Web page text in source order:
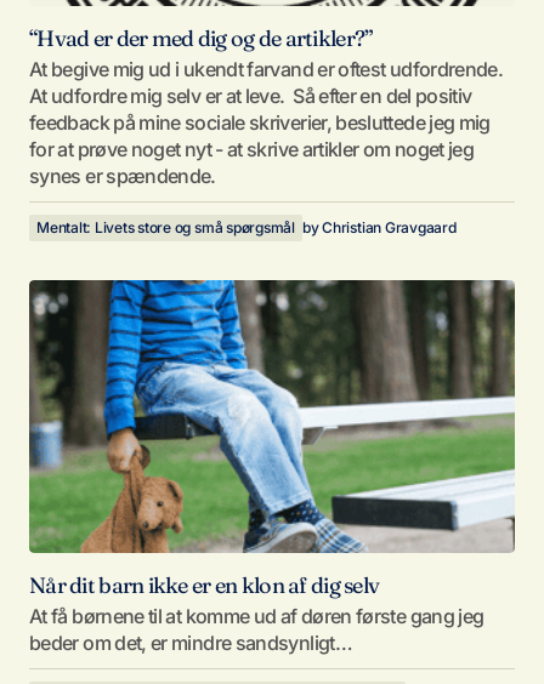
“Hvad er der med dig og de artikler?”
At begive mig ud i ukendt farvand er oftest udfordrende.
At udfordre mig selv er at leve. Så efter en del positiv
feedback på mine sociale skriverier, besluttede jeg mig
for at prøve noget nyt - at skrive artikler om noget jeg
synes er spændende.
Mentalt: Livets store og små spørgsmål byChristian Gravgaard
Når dit barn ikke er en klon af dig selv
At få børnene til at komme ud af døren første gang jeg
beder om det, er mindre sandsynligt…